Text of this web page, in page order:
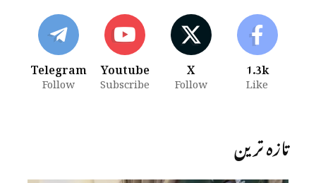
1.3k
Like
X
Follow
Youtube
Subscribe
Telegram
Follow
تازہ ترین